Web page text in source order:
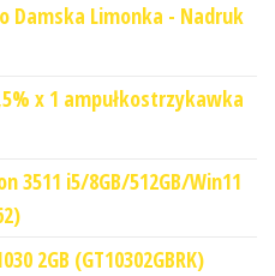
Damska Limonka - Nadruk
x 1 ampułkostrzykawka
3511 i5/8GB/512GB/Win11
2GB (GT10302GBRK)